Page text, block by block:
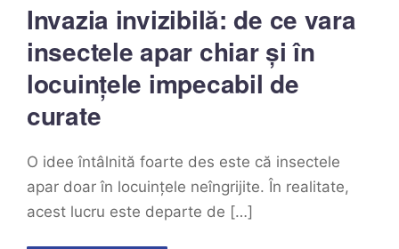
Invazia invizibilă: de ce vara
insectele apar chiar și în
locuințele impecabil de
curate
O idee întâlnită foarte des este că insectele
apar doar în locuințele neîngrijite. În realitate,
acest lucru este departe de […]